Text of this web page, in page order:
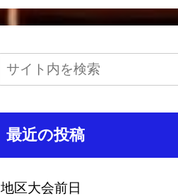
最近の投稿
地区大会前日